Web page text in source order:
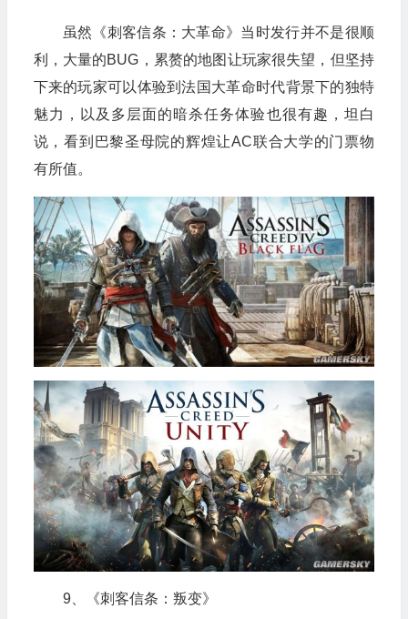
虽然《刺客信条：大革命》当时发行并不是很顺
利，大量的BUG，累赘的地图让玩家很失望，但坚持
下来的玩家可以体验到法国大革命时代背景下的独特
魅力，以及多层面的暗杀任务体验也很有趣，坦白
说，看到巴黎圣母院的辉煌让AC联合大学的门票物
有所值。
9、《刺客信条：叛变》